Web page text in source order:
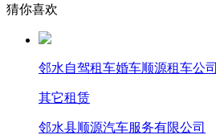
猜你喜欢
邻水自驾租车婚车顺源租车公司
其它租赁
邻水县顺源汽车服务有限公司